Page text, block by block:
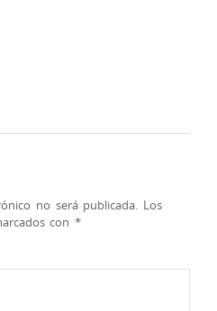
no será publicada. Los
con *